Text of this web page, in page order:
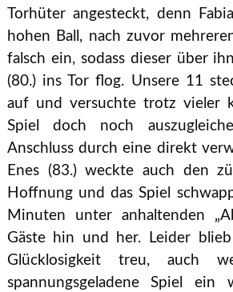
Torhüter angesteckt, denn
hohen Ball, nach zuvor
falsch ein, sodass dieser über
(80.) ins Tor flog. Unsere 11
auf und versuchte trotz vieler
Spiel doch noch
Anschluss durch eine direkt
Enes (83.) weckte auch den
Hoffnung und das Spiel
Minuten unter anhaltenden
Gäste hin und her. Leider
Glücklosigkeit treu, auch
spannungsgeladene Spiel ein